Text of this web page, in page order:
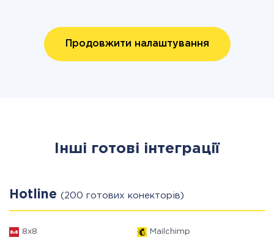
Продовжити налаштування
Інші готові інтеграції
Hotline (200 готових конекторів)
8x8 Mailchimp